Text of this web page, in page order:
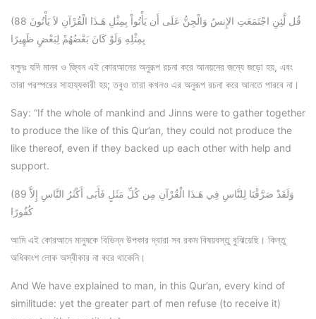
(88 قُل لَّئِنِ اجْتَمَعَتِ الإِنسُ وَالْجِنُّ عَلَى أَن يَأْتُواْ بِمِثْلِ هَـذَا الْقُرْآنِ لاَ يَأْتُونَ
بِمِثْلِهِ وَلَوْ كَانَ بَعْضُهُمْ لِبَعْضٍ ظَهِيرًا
বলুনঃ যদি মানব ও জ্বিন এই কোরআনের অনুরূপ রচনা করে আনয়নের জন্যে জড়ো হয়, এবং
তারা পরস্পরের সাহায্যকারী হয়; তবুও তারা কখনও এর অনুরূপ রচনা করে আনতে পারবে না।
Say: “If the whole of mankind and Jinns were to gather together
to produce the like of this Qur’an, they could not produce the
like thereof, even if they backed up each other with help and
support.
(89 وَلَقَدْ صَرَّفْنَا لِلنَّاسِ فِي هَـذَا الْقُرْآنِ مِن كُلِّ مَثَلٍ فَأَبَى أَكْثَرُ النَّاسِ إِلاَّ
كُفُورًا
আমি এই কোরআনে মানুষকে বিভিন্ন উপকার দ্বারা সব রকম বিষয়বস্তু বুঝিয়েছি। কিন্তু
অধিকাংশ লোক অস্বীকার না করে থাকেনি।
And We have explained to man, in this Qur’an, every kind of
similitude: yet the greater part of men refuse (to receive it)